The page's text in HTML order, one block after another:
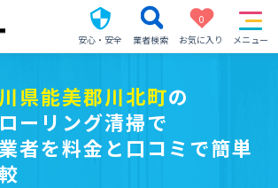
安心・安全 業者検索
0
お気に入り
メニュー
県能美郡川北町の
ーリング清掃で
者を料金と口コミで簡単